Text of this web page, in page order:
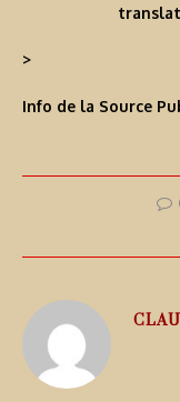
>
Info de la Source